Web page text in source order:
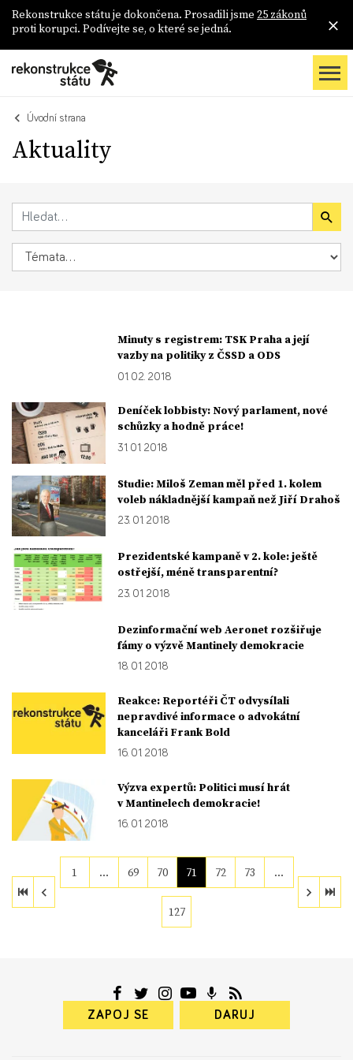
Rekonstrukce státu je dokončena. Prosadili jsme 25 zákonů
proti korupci. Podívejte se, o které se jedná.
Úvodní strana
Aktuality
Minuty s registrem: TSK Praha a její
vazby na politiky z ČSSD a ODS
01. 02. 2018
Deníček lobbisty: Nový parlament, nové
schůzky a hodně práce!
31. 01. 2018
Studie: Miloš Zeman měl před 1. kolem
voleb nákladnější kampaň než Jiří Drahoš
23. 01. 2018
Prezidentské kampaně v 2. kole: ještě
ostřejší, méně transparentní?
23. 01. 2018
Dezinformační web Aeronet rozšiřuje
fámy o výzvě Mantinely demokracie
18. 01. 2018
Reakce: Reportéři ČT odvysílali
nepravdivé informace o advokátní
kanceláři Frank Bold
16. 01. 2018
Výzva expertů: Politici musí hrát
v Mantinelech demokracie!
16. 01. 2018
1 … 69 70 71 72 73 …
127
ZAPOJ SE DARUJ